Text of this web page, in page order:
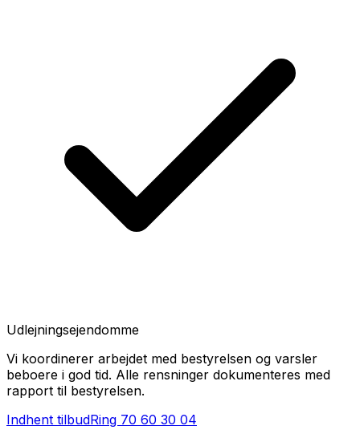
Udlejningsejendomme
Vi koordinerer arbejdet med bestyrelsen og varsler
beboere i god tid. Alle rensninger dokumenteres med
rapport til bestyrelsen.
Indhent tilbudRing 70 60 30 04